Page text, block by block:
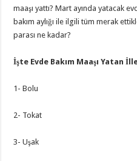
maaşı yattı? Mart ayında yatacak
bakım aylığı ile ilgili tüm merak
parası ne kadar?
İşte Evde Bakım Maaşı Yatan
1- Bolu
2- Tokat
3- Uşak